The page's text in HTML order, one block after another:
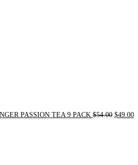
PASSION TEA 9 PACK $54.00 $49.00